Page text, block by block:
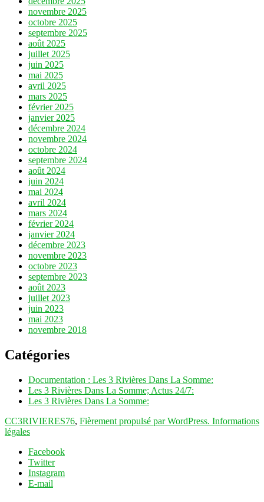
novembre 2025
octobre 2025
septembre 2025
août 2025
juillet 2025
juin 2025
mai 2025
avril 2025
mars 2025
février 2025
janvier 2025
décembre 2024
novembre 2024
octobre 2024
septembre 2024
août 2024
juin 2024
mai 2024
avril 2024
mars 2024
février 2024
janvier 2024
décembre 2023
novembre 2023
octobre 2023
septembre 2023
août 2023
juillet 2023
juin 2023
mai 2023
novembre 2018
Catégories
Documentation : Les 3 Rivières Dans La Somme:
Les 3 Rivières Dans La Somme; Actus 24/7:
Les 3 Rivières Dans La Somme:
CC3RIVIERES76, Fièrement propulsé par WordPress. Informations
légales
Facebook
Twitter
Instagram
E-mail